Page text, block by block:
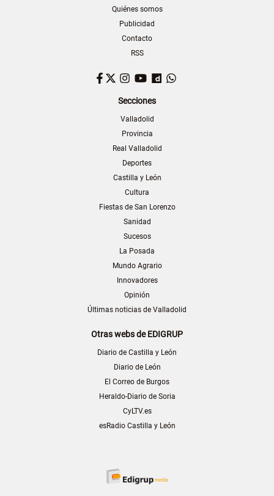
Quiénes somos
Publicidad
Contacto
RSS
Facebook
TwitterInstagram
YouTubeDailymotion
Secciones
Valladolid
Provincia
Real Valladolid
Deportes
Castilla y León
Cultura
Fiestas de San Lorenzo
Sanidad
Sucesos
La Posada
Mundo Agrario
Innovadores
Opinión
Últimas noticias de Valladolid
Otras webs de EDIGRUP
Diario de Castilla y León
Diario de León
El Correo de Burgos
Heraldo-Diario de Soria
CyLTV.es
esRadio Castilla y León